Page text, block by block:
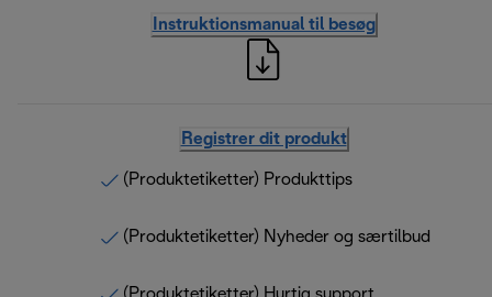
Instruktionsmanual til besøg
Registrer dit produkt
(Produktetiketter) Produkttips
(Produktetiketter) Nyheder og særtilbud